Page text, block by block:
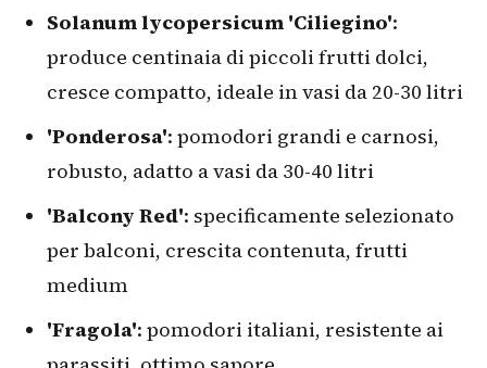
Solanum lycopersicum 'Ciliegino':
produce centinaia di piccoli frutti dolci,
cresce compatto, ideale in vasi da 20-30 litri
'Ponderosa': pomodori grandi e carnosi,
robusto, adatto a vasi da 30-40 litri
'Balcony Red': specificamente selezionato
per balconi, crescita contenuta, frutti
medium
'Fragola': pomodori italiani, resistente ai